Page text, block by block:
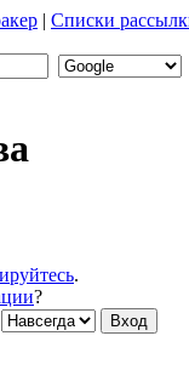
| Списки
.
?